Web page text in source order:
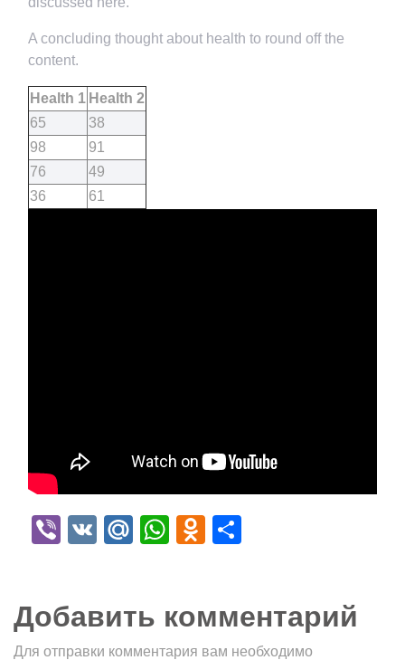
A concluding thought about health to round off the
content.
Health 1 Health 2
65
38
98
91
76
49
36
61
Viber
VK Mail.Ru
WhatsApp
Odnoklassniki
Добавить комментарий
Для отправки комментария вам необходимо